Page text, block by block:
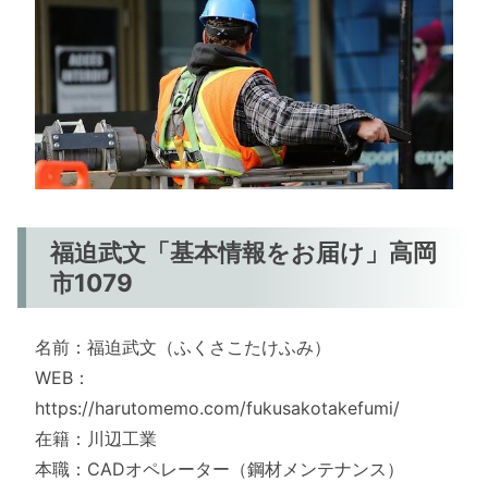
福迫武文「基本情報をお届け」高岡
市1079
名前：福迫武文（ふくさこたけふみ）
WEB：
https://harutomemo.com/fukusakotakefumi/
在籍：川辺工業
本職：CADオペレーター（鋼材メンテナンス）